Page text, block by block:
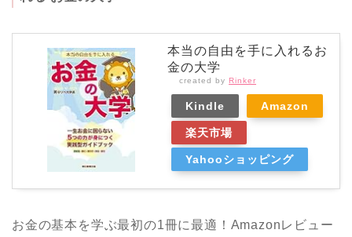
本当の自由を手に入れるお
金の大学
created by Rinker
Kindle Amazon
楽天市場
Yahooショッピング
お金の基本を学ぶ最初の1冊に最適！Amazonレビュー